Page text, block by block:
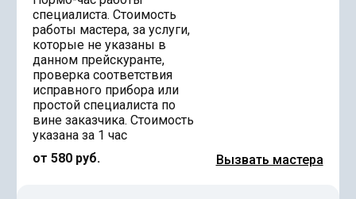
специалиста. Стоимость
работы мастера, за услуги,
которые не указаны в
данном прейскуранте,
проверка соответствия
исправного прибора или
простой специалиста по
вине заказчика. Стоимость
указана за 1 час
от 580 руб.
Вызвать мастера